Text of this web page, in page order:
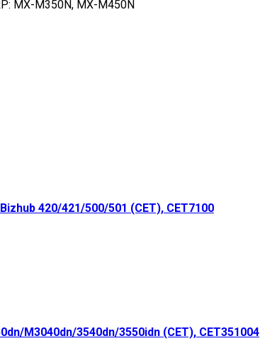
MX-M350N, MX-M450N
420/421/500/501 (CET), CET7100
M3040dn/3540dn/3550idn (CET), CET351004